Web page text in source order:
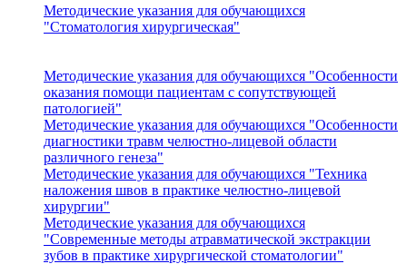
Методические указания для обучающихся
"Стоматология хирургическая"
Методические указания для обучающихся "Особенности
оказания помощи пациентам с сопутствующей
патологией"
Методические указания для обучающихся "Особенности
диагностики травм челюстно-лицевой области
различного генеза"
Методические указания для обучающихся "Техника
наложения швов в практике челюстно-лицевой
хирургии"
Методические указания для обучающихся
"Современные методы атравматической экстракции
зубов в практике хирургической стоматологии"